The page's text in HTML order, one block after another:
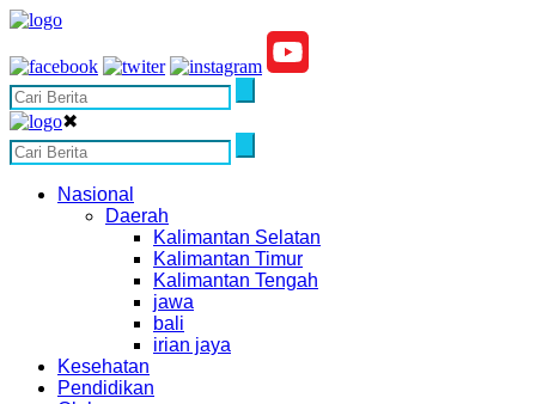
✖
Nasional
Daerah
Kalimantan Selatan
Kalimantan Timur
Kalimantan Tengah
jawa
bali
irian jaya
Kesehatan
Pendidikan